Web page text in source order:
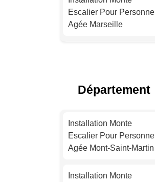
Escalier Pour Personne
Agée Marseille
Agée Toulouse
Département
Installation Monte
Escalier Pour Personne
Agée Mont-Saint-Martin
Installation Monte